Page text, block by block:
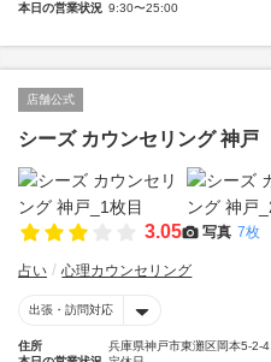
本日の営業状況 9:30〜25:00
店舗公式
シーズ カウンセリング 神戸
3.05 写真 7枚
占い 心理カウンセリング
出張・訪問対応
住所
兵庫県神戸市東灘区岡本5-2-4